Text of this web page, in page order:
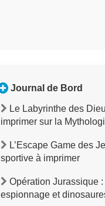
Journal de Bord
Le Labyrinthe des
imprimer sur la
L’Escape Game des
sportive à imprimer
Opération Jurassique
espionnage et